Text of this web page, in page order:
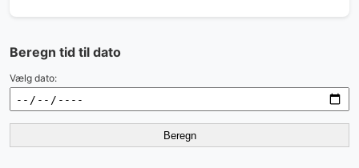
Beregn tid til dato
Vælg dato:
Beregn